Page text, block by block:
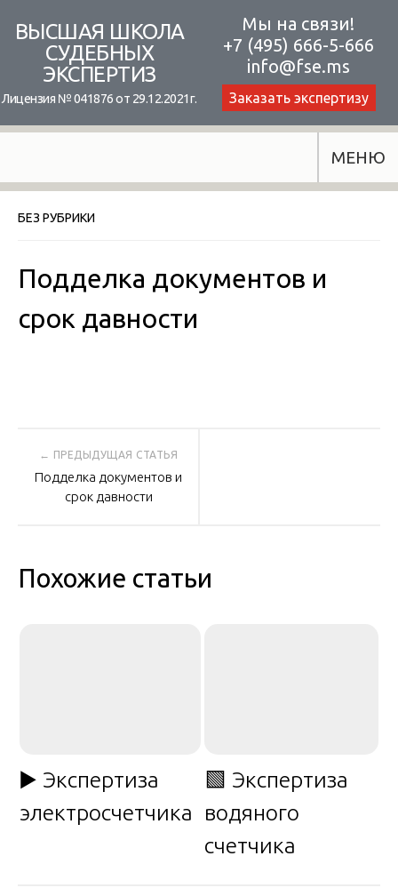
content
ВЫСШАЯ ШКОЛА
СУДЕБНЫХ
ЭКСПЕРТИЗ
Лицензия № 041876 от 29.12.2021г.
Мы на связи!
+7 (495) 666-5-666
info@fse.ms
Заказать экспертизу
МЕНЮ
БЕЗ РУБРИКИ
Подделка документов и
срок давности
Навигация
Подделка документов и
срок давности
Похожие статьи
▶️ Экспертиза
электросчетчика
🟩 Экспертиза
водяного
счетчика